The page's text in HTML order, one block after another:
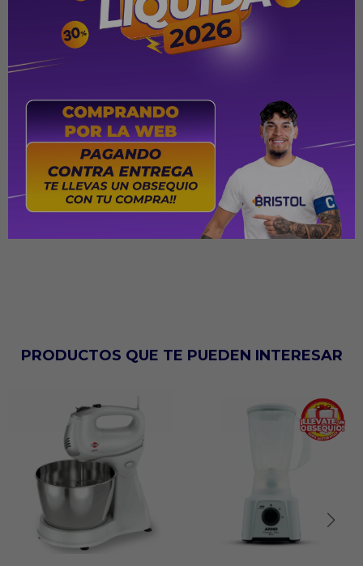
4 velocidades + pulsar.
2 bowls de 4 litros.
Potencia 200 W.
Medidas del Packaging
Ancho: 21,7 CM
Alto: 28,9 CM
Largo: 31 Cm
PRODUCTOS QUE TE PUEDEN INTERESAR